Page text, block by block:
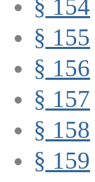
§ 154
§ 155
§ 156
§ 157
§ 158
§ 159